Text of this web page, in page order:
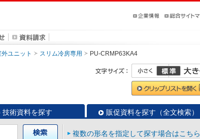
ユニット スリム冷房専用 PU-CRMP63KA4
技術資料を探す 販促資料を探す（全文検索）
複数の形名を指定して探す場合はこちら